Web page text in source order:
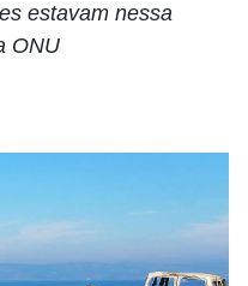
estavam nessa
ONU